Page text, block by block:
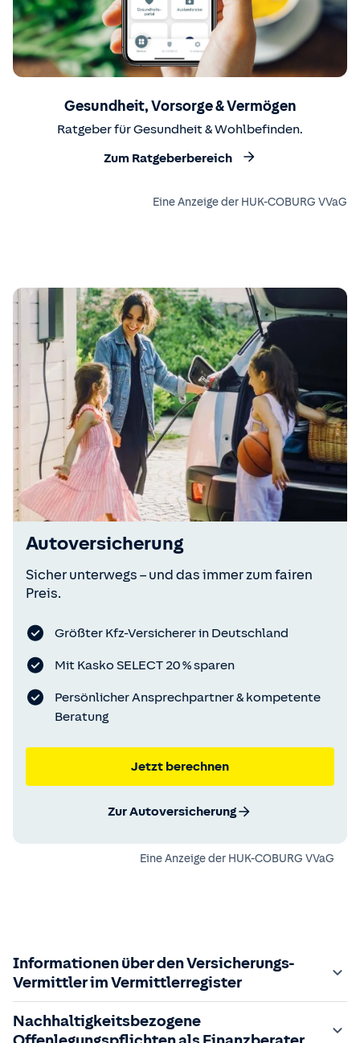
Gesundheit, Vorsorge & Vermögen
Ratgeber für Gesundheit & Wohlbefinden.
Zum Ratgeberbereich
Eine Anzeige der HUK-COBURG VVaG
Autoversicherung
Sicher unterwegs – und das immer zum fairen
Preis.
Größter Kfz-Versicherer in Deutschland
Mit Kasko SELECT 20 % sparen
Persönlicher Ansprechpartner & kompetente
Beratung
Jetzt berechnen
Zur Autoversicherung
Eine Anzeige der HUK-COBURG VVaG
Informationen über den Versicherungs-
Vermittler im Vermittlerregister
Zuständige Aufsichtsbehörde:
Der Vermittler ist gebundener Versicherungsvermittler
Nachhaltigkeitsbezogene